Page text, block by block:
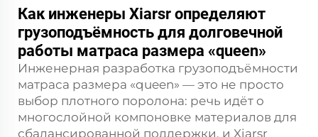
Как инженеры Xiarsr определяют
грузоподъёмность для долговечной
работы матраса размера «queen»
Инженерная разработка грузоподъёмности
матраса размера «queen» — это не просто
выбор плотного поролона: речь идёт о
многослойной компоновке материалов для
сбалансированной поддержки, и Xiarsr